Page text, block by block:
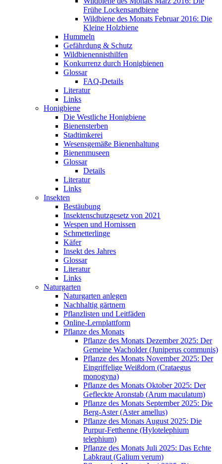
Frühe Lockensandbiene
Wildbiene des Monats Februar 2016: Die
Kleine Holzbiene
Hummeln
Gefährdung & Schutz
Wildbienennisthilfen
Konkurrenz durch Honigbienen
Glossar
FAQ-Details
Literatur
Links
Honigbiene
Die Westliche Honigbiene
Bienensterben
Stadtimkerei
Wesensgemäße Bienenhaltung
Bienenmuseen
Glossar
Details
Literatur
Links
Insekten
Bestäubung
Insektenschutzgesetz von 2021
Wespen und Hornissen
Schmetterlinge
Käfer
Insekt des Jahres
Glossar
Literatur
Links
Naturgarten
Naturgarten anlegen
Nachhaltig gärtnern
Pflanzlisten und Leitfäden
Online-Lernplattform
Pflanze des Monats
Pflanze des Monats Dezember 2025: Der
Gemeine Wacholder (Juniperus communis)
Pflanze des Monats November 2025: Der
Eingriffelige Weißdorn (Crataegus
monogyna)
Pflanze des Monats Oktober 2025: Der
Gefleckte Aronstab (Arum maculatum)
Pflanze des Monats September 2025: Die
Berg-Aster (Aster amellus)
Pflanze des Monats August 2025: Die
Purpur-Fetthenne (Hylotelephium
telephium)
Pflanze des Monats Juli 2025: Das Echte
Labkraut (Galium verum)